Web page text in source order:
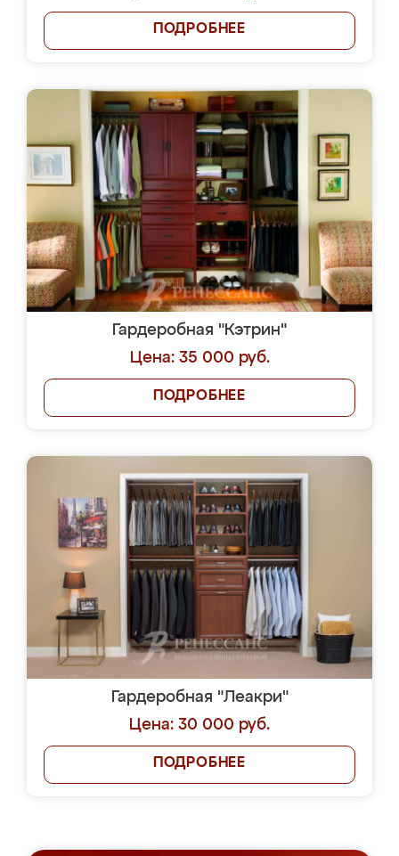
ПОДРОБНЕЕ
Гардеробная "Кэтрин"
Цена: 35 000 руб.
ПОДРОБНЕЕ
Гардеробная "Леакри"
Цена: 30 000 руб.
ПОДРОБНЕЕ